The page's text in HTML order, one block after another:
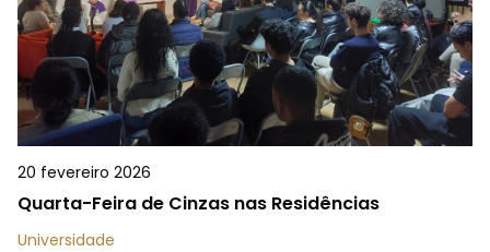
20 fevereiro 2026
Quarta-Feira de Cinzas nas Residências
Universidade